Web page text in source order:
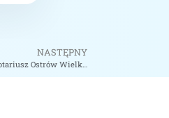
NASTĘPNY
Ziółkowski Andrzej Kancelaria Notarialna – Andrzej Ziółkowski Notariusz – Notariusz Ostrów Wielkopolski